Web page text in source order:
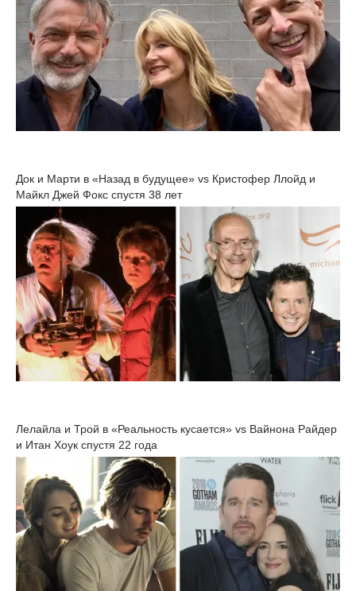
Док и Марти в «Назад в будущее» vs Кристофер Ллойд и
Майкл Джей Фокс спустя 38 лет
Лелайла и Трой в «Реальность кусается» vs Вайнона Райдер
и Итан Хоук спустя 22 года